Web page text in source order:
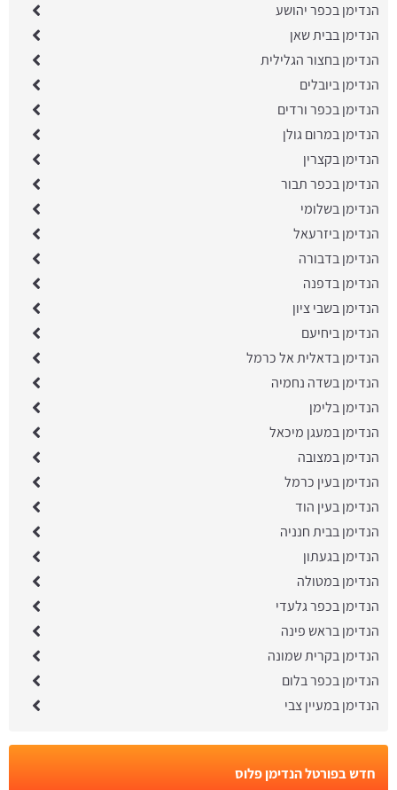
הנדימן בכפר יהושע
הנדימן בבית שאן
הנדימן בחצור הגלילית
הנדימן ביובלים
הנדימן בכפר ורדים
הנדימן במרום גולן
הנדימן בקצרין
הנדימן בכפר תבור
הנדימן בשלומי
הנדימן ביזרעאל
הנדימן בדבורה
הנדימן בדפנה
הנדימן בשבי ציון
הנדימן ביחיעם
הנדימן בדאלית אל כרמל
הנדימן בשדה נחמיה
הנדימן בלימן
הנדימן במעגן מיכאל
הנדימן במצובה
הנדימן בעין כרמל
הנדימן בעין הוד
הנדימן בבית חנניה
הנדימן בגעתון
הנדימן במטולה
הנדימן בכפר גלעדי
הנדימן בראש פינה
הנדימן בקרית שמונה
הנדימן בכפר בלום
הנדימן במעיין צבי
חדש בפורטל הנדימן פלוס